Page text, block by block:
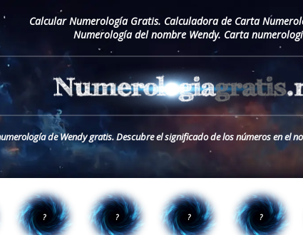
Calcular Numerología Gratis. Calculadora de Carta
Numerología del nombre Wendy. Carta
de Wendy gratis. Descubre el significado de los números en el